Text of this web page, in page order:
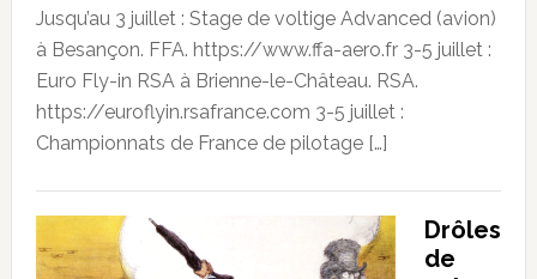
Jusqu’au 3 juillet : Stage de voltige Advanced (avion)
à Besançon. FFA. https://www.ffa-aero.fr 3-5 juillet :
Euro Fly-in RSA à Brienne-le-Château. RSA.
https://euroflyin.rsafrance.com 3-5 juillet :
Championnats de France de pilotage […]
Drôles
de